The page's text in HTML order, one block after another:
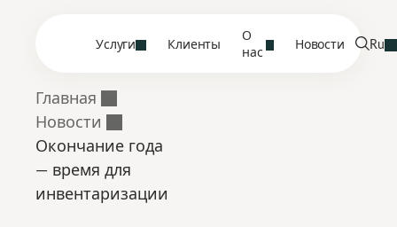
Услуги Клиенты
О
нас
Новости Ru
Главная
Новости
Окончание года
— время для
инвентаризации